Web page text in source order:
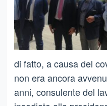
di fatto, a causa del
non era ancora
anni, consulente del